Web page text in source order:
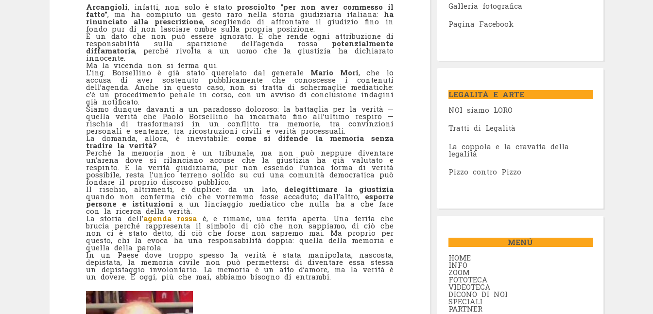
Arcangioli, infatti, non solo è stato prosciolto “per non aver commesso il
fatto”, ma ha compiuto un gesto raro nella storia giudiziaria italiana: ha
rinunciato alla prescrizione, scegliendo di affrontare il giudizio fino in
fondo pur di non lasciare ombre sulla propria posizione.
È un dato che non può essere ignorato. E che rende ogni attribuzione di
responsabilità sulla sparizione dell’agenda rossa potenzialmente
diffamatoria, perché rivolta a un uomo che la giustizia ha dichiarato
innocente.
Ma la vicenda non si ferma qui.
L’ing. Borsellino è già stato querelato dal generale Mario Mori, che lo
accusa di aver sostenuto pubblicamente che conoscesse i contenuti
dell’agenda. Anche in questo caso, non si tratta di schermaglie mediatiche:
c’è un procedimento penale in corso, con un avviso di conclusione indagini
già notificato.
Siamo dunque davanti a un paradosso doloroso: la battaglia per la verità —
quella verità che Paolo Borsellino ha incarnato fino all’ultimo respiro —
rischia di trasformarsi in un conflitto tra memorie, tra convinzioni
personali e sentenze, tra ricostruzioni civili e verità processuali.
La domanda, allora, è inevitabile: come si difende la memoria senza
tradire la verità?
Perché la memoria non è un tribunale, ma non può neppure diventare
un’arena dove si rilanciano accuse che la giustizia ha già valutato e
respinto. E la verità giudiziaria, pur non essendo l’unica forma di verità
possibile, resta l’unico terreno solido su cui una comunità democratica può
fondare il proprio discorso pubblico.
Il rischio, altrimenti, è duplice: da un lato, delegittimare la giustizia
quando non conferma ciò che vorremmo fosse accaduto; dall’altro, esporre
persone e istituzioni a un linciaggio mediatico che nulla ha a che fare
con la ricerca della verità.
La storia dell’agenda rossa è, e rimane, una ferita aperta. Una ferita che
brucia perché rappresenta il simbolo di ciò che non sappiamo, di ciò che
non ci è stato detto, di ciò che forse non sapremo mai. Ma proprio per
questo, chi la evoca ha una responsabilità doppia: quella della memoria e
quella della parola.
In un Paese dove troppo spesso la verità è stata manipolata, nascosta,
depistata, la memoria civile non può permettersi di diventare essa stessa
un depistaggio involontario. La memoria è un atto d’amore, ma la verità è
un dovere. E oggi, più che mai, abbiamo bisogno di entrambi.
Galleria fotografica
Pagina Facebook
LEGALITÀ E ARTE
NOI siamo LORO
Tratti di Legalità
La coppola e la cravatta della
legalità
Pizzo contro Pizzo
MENÚ
HOME
INFO
ZOOM
FOTOTECA
VIDEOTECA
DICONO DI NOI
SPECIALI
PARTNER